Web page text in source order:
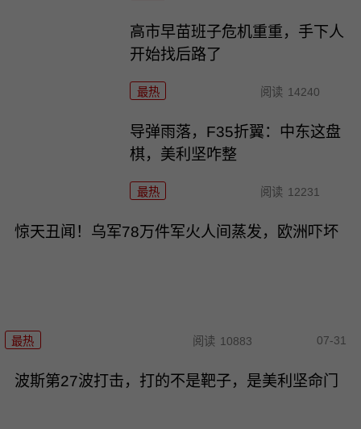
高市早苗班子危机重重，手下人
开始找后路了
最热 阅读 14240
导弹雨落，F35折翼：中东这盘
棋，美利坚咋整
最热 阅读 12231
惊天丑闻！乌军78万件军火人间蒸发，欧洲吓坏
最热 阅读 10883 07-31
波斯第27波打击，打的不是靶子，是美利坚命门